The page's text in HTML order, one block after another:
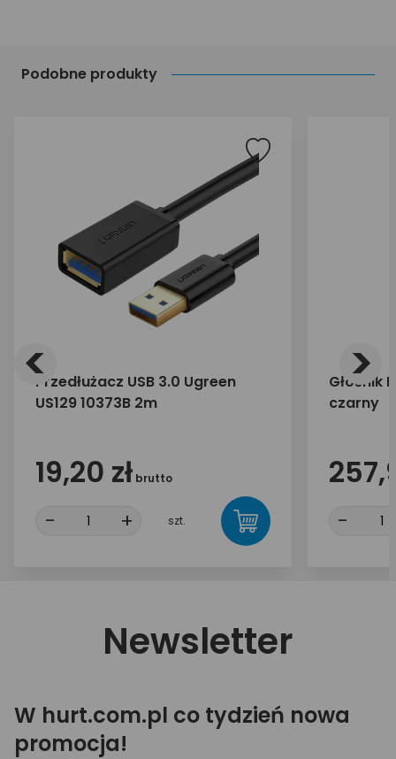
Podobne produkty
Przedłużacz USB 3.0 Ugreen
US129 10373B 2m
19,20 zł brutto
- + szt.
Głośnik
czarny
-
< >
Newsletter
W hurt.com.pl co tydzień nowa
promocja!